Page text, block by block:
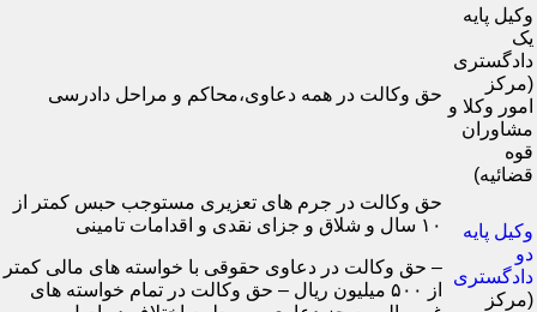
وکیل پایه
یک
دادگستری
(مرکز
امور وکلا و
مشاوران
قوه
قضائیه)
حق وکالت در همه دعاوی،محاکم و مراحل دادرسی
وکیل پایه
دو
دادگستری
(مرکز
حق وکالت در جرم های تعزیری مستوجب حبس کمتر از
۱۰ سال و شلاق و جزای نقدی و اقدامات تامینی
– حق وکالت در دعاوی حقوقی با خواسته های مالی کمتر
از ۵۰۰ میلیون ریال – حق وکالت در تمام خواسته های